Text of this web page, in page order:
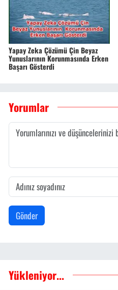
Yapay Zeka Çözümü Çin Beyaz
Yunuslarının Korunmasında Erken
Başarı Gösterdi
Yorumlar
Gönder
Yükleniyor...